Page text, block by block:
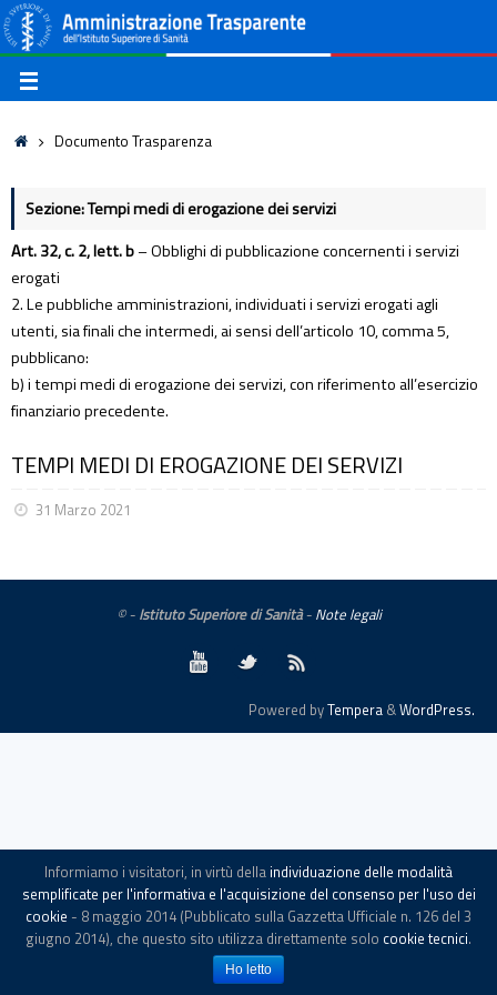
Documento Trasparenza
Sezione: Tempi medi di erogazione dei servizi
Art. 32, c. 2, lett. b– Obblighi di pubblicazione concernenti i servizi
erogati
2. Le pubbliche amministrazioni, individuati i servizi erogati agli
utenti, sia finali che intermedi, ai sensi dell’articolo 10, comma 5,
pubblicano:
b) i tempi medi di erogazione dei servizi, con riferimento all’esercizio
finanziario precedente.
TEMPI MEDI DI EROGAZIONE DEI SERVIZI
31 Marzo 2021
© - Istituto Superiore di Sanità- Note legali
Powered byTempera &WordPress.
Informiamo i visitatori, in virtù della individuazione delle modalità
semplificate per l'informativa e l'acquisizione del consenso per l'uso dei
cookie - 8 maggio 2014 (Pubblicato sulla Gazzetta Ufficiale n. 126 del 3
giugno 2014), che questo sito utilizza direttamente solo cookie tecnici.
Ho letto